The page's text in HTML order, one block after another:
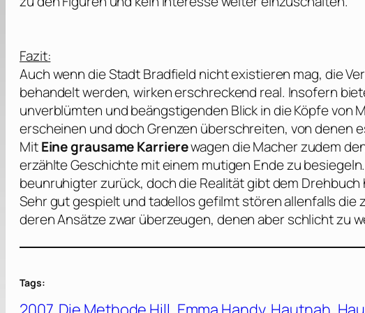
Fazit:
Auch wenn die Stadt Bradfield nicht existieren mag, die
behandelt werden, wirken erschreckend real. Insofern
unverblümten und beängstigenden Blick in die Köpfe von
erscheinen und doch Grenzen überschreiten, von denen
MitEine grausame Karrierewagen die Macher zudem
erzählte Geschichte mit einem mutigen Ende zu
beunruhigter zurück, doch die Realität gibt dem
Sehr gut gespielt und tadellos gefilmt stören allenfalls
deren Ansätze zwar überzeugen, denen aber schlicht zu
Tags: